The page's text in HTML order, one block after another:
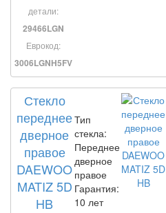
детали:
29466LGN
Еврокод:
3006LGNH5FV
Стекло
переднее
дверное
правое
DAEWOO
MATIZ 5D
HB
Тип
стекла:
Переднее
дверное
правое
Гарантия:
10 лет